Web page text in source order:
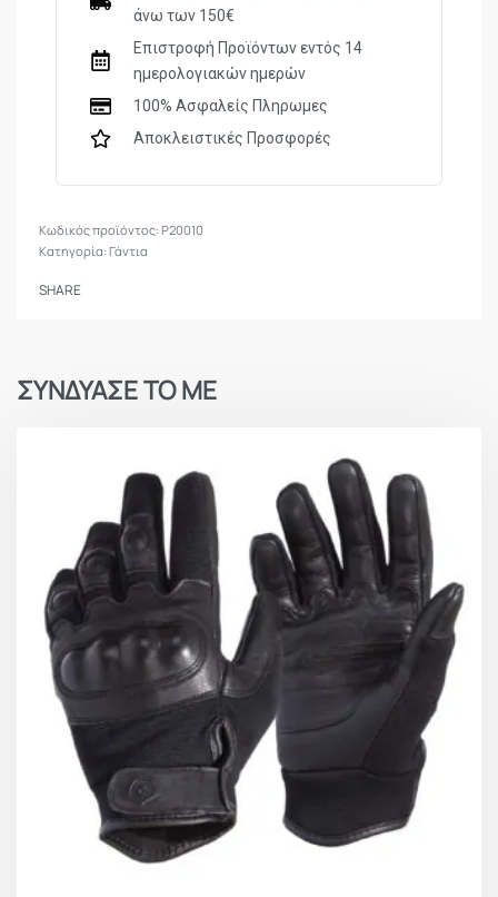
άνω των 150€
Επιστροφή Προϊόντων εντός 14
ημερολογιακών ημερών
100% Ασφαλείς Πληρωμες
Αποκλειστικές Προσφορές
P20010
Κατηγορία:Γάντια
SHARE
ΣΥΝΔΥΑΣΕ ΤΟ ΜΕ